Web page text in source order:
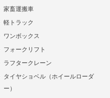
家畜運搬車
軽トラック
ワンボックス
フォークリフト
ラフタークレーン
タイヤショベル（ホイールローダ
ー）